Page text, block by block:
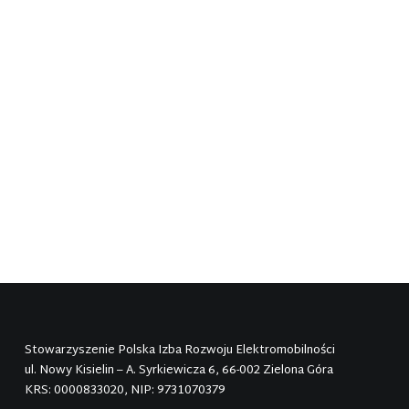
Stowarzyszenie Polska Izba Rozwoju Elektromobilności
ul. Nowy Kisielin – A. Syrkiewicza 6, 66-002 Zielona Góra
KRS: 0000833020, NIP: 9731070379